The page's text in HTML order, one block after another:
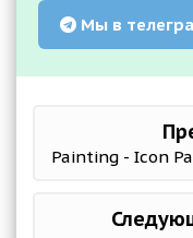
Мы в